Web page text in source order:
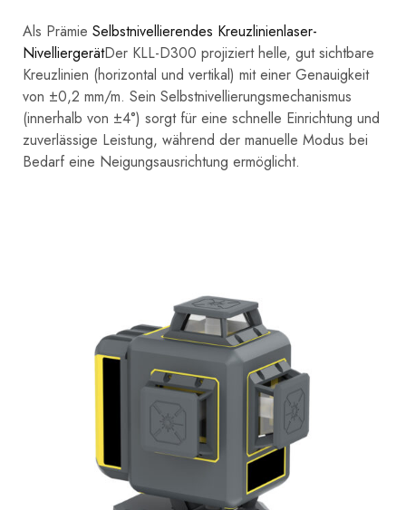
Als Prämie Selbstnivellierendes Kreuzlinienlaser-
NivelliergerätDer KLL-D300 projiziert helle, gut sichtbare
Kreuzlinien (horizontal und vertikal) mit einer Genauigkeit
von ±0,2 mm/m. Sein Selbstnivellierungsmechanismus
(innerhalb von ±4°) sorgt für eine schnelle Einrichtung und
zuverlässige Leistung, während der manuelle Modus bei
Bedarf eine Neigungsausrichtung ermöglicht.